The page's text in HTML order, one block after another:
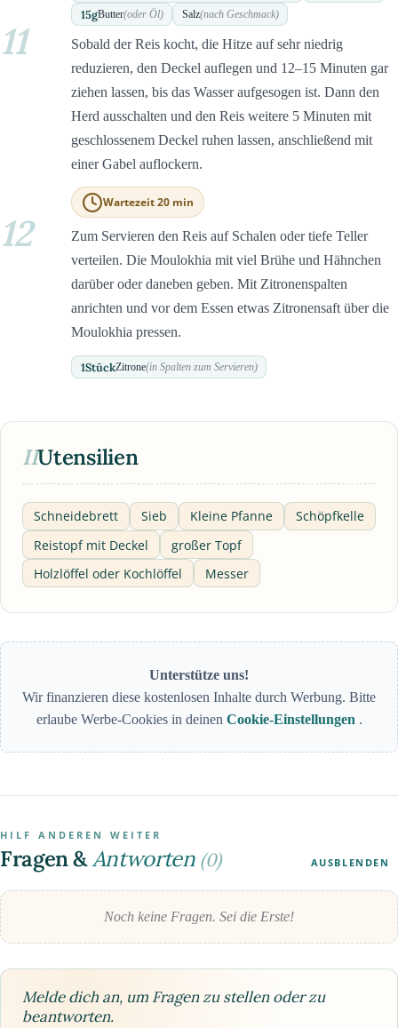
15gButter(oder Öl) Salz(nach Geschmack)
11
Sobald der Reis kocht, die Hitze auf sehr niedrig
reduzieren, den Deckel auflegen und 12–15 Minuten gar
ziehen lassen, bis das Wasser aufgesogen ist. Dann den
Herd ausschalten und den Reis weitere 5 Minuten mit
geschlossenem Deckel ruhen lassen, anschließend mit
einer Gabel auflockern.
Wartezeit 20 min
12
Zum Servieren den Reis auf Schalen oder tiefe Teller
verteilen. Die Moulokhia mit viel Brühe und Hähnchen
darüber oder daneben geben. Mit Zitronenspalten
anrichten und vor dem Essen etwas Zitronensaft über die
Moulokhia pressen.
1StückZitrone(in Spalten zum Servieren)
IIUtensilien
Schneidebrett Sieb Kleine Pfanne
Schöpfkelle
Reistopf mit Deckel
großer Topf
Holzlöffel oder Kochlöffel
Messer
Unterstütze uns!
Wir finanzieren diese kostenlosen Inhalte durch Werbung. Bitte
erlaube Werbe-Cookies in deinen Cookie-Einstellungen .
HILF ANDEREN WEITER
Fragen &Antworten (0) AUSBLENDEN
Noch keine Fragen. Sei die Erste!
Melde dich an, um Fragen zu stellen oder zu
beantworten.